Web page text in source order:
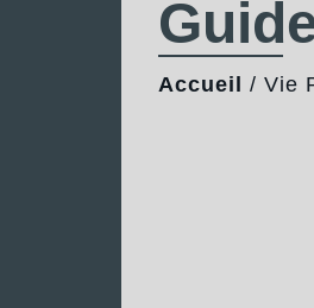
Accueil / Vie